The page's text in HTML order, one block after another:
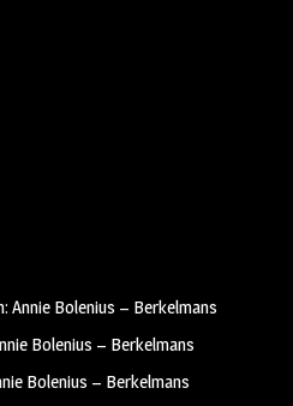
Annie Bolenius – Berkelmans
Bolenius – Berkelmans
Bolenius – Berkelmans